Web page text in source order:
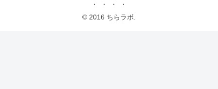
© 2016 ちらラボ.